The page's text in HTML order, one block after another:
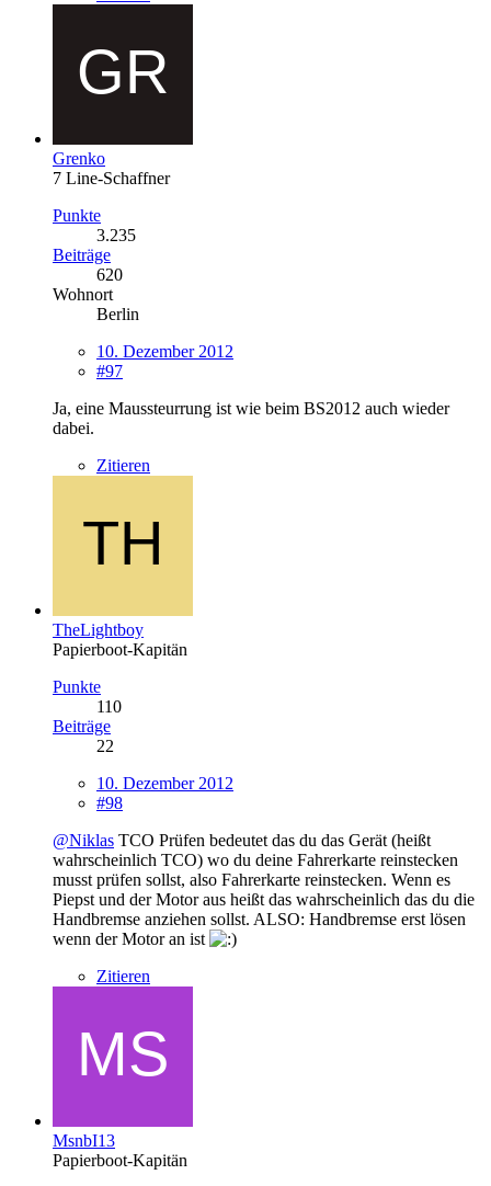
Grenko
7 Line-Schaffner
Punkte
3.235
Beiträge
620
Wohnort
Berlin
10. Dezember 2012
#97
Ja, eine Maussteurrung ist wie beim BS2012 auch wieder
dabei.
Zitieren
TheLightboy
Papierboot-Kapitän
Punkte
110
Beiträge
22
10. Dezember 2012
#98
@Niklas TCO Prüfen bedeutet das du das Gerät (heißt
wahrscheinlich TCO) wo du deine Fahrerkarte reinstecken
musst prüfen sollst, also Fahrerkarte reinstecken. Wenn es
Piepst und der Motor aus heißt das wahrscheinlich das du die
Handbremse anziehen sollst. ALSO: Handbremse erst lösen
wenn der Motor an ist
Zitieren
MsnbI13
Papierboot-Kapitän